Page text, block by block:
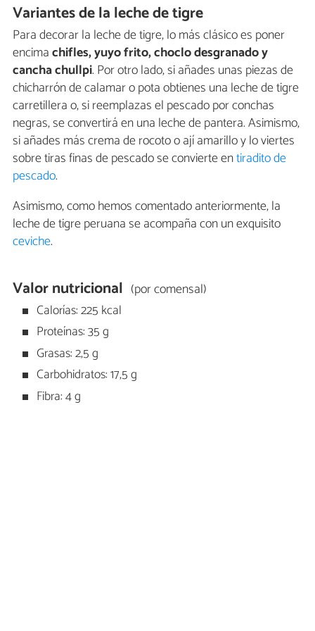
Variantes de la leche de tigre
Para decorar la leche de tigre, lo más clásico es poner
encimachifles, yuyo frito, choclo desgranado y
cancha chullpi. Por otro lado, si añades unas piezas de
chicharrón de calamar o pota obtienes una leche de tigre
carretillera o, si reemplazas el pescado por conchas
negras, se convertirá en una leche de pantera. Asimismo,
si añades más crema de rocoto o ají amarillo y lo viertes
sobre tiras finas de pescado se convierte entiradito de
pescado.
Asimismo, como hemos comentado anteriormente, la
leche de tigre peruana se acompaña con un exquisito
ceviche.
Valor nutricional (por comensal)
Calorías: 225 kcal
Proteínas: 35 g
Grasas: 2,5 g
Carbohidratos: 17,5 g
Fibra: 4 g